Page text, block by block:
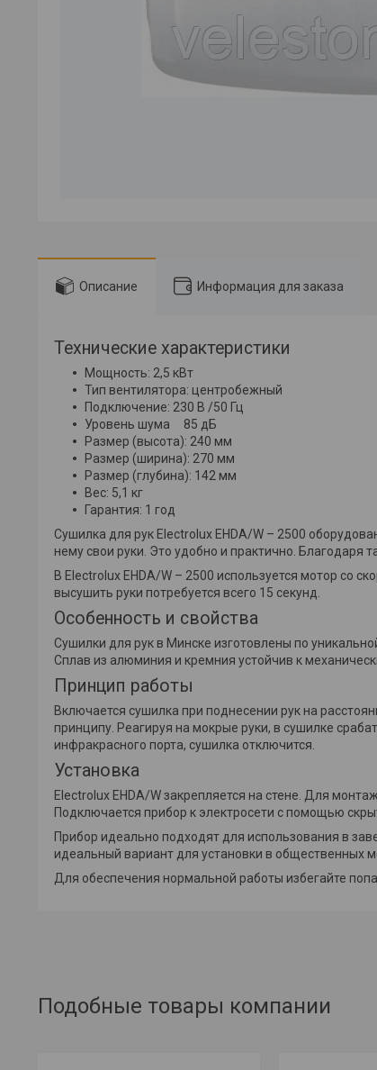
Описание Информация для заказа
Технические характеристики
Мощность: 2,5 кВт
Тип вентилятора: центробежный
Подключение: 230 В /50 Гц
Уровень шума 85 дБ
Размер (высота): 240 мм
Размер (ширина): 270 мм
Размер (глубина): 142 мм
Вес: 5,1 кг
Гарантия: 1 год
Сушилка для рук Electrolux EHDA/W – 2500
нему свои руки. Это удобно и практично. Благодаря
В Electrolux EHDA/W – 2500 используется мотор со
высушить руки потребуется всего 15 секунд.
Особенность и свойства
Сушилки для рук в Минске изготовлены по
Сплав из алюминия и кремния устойчив к
Принцип работы
Включается сушилка при поднесении рук на
принципу. Реагируя на мокрые руки, в сушилке
инфракрасного порта, сушилка отключится.
Установка
Electrolux EHDA/W закрепляется на стене. Для
Подключается прибор к электросети с помощью
Прибор идеально подходят для использования в
идеальный вариант для установки в общественных
Для обеспечения нормальной работы избегайте
Подобные товары компании